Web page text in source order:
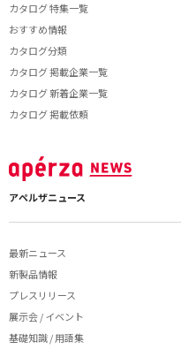
カタログ 特集一覧
おすすめ情報
カタログ分類
カタログ 掲載企業一覧
カタログ 新着企業一覧
カタログ 掲載依頼
アペルザニュース
最新ニュース
新製品情報
プレスリリース
展示会 / イベント
基礎知識 / 用語集